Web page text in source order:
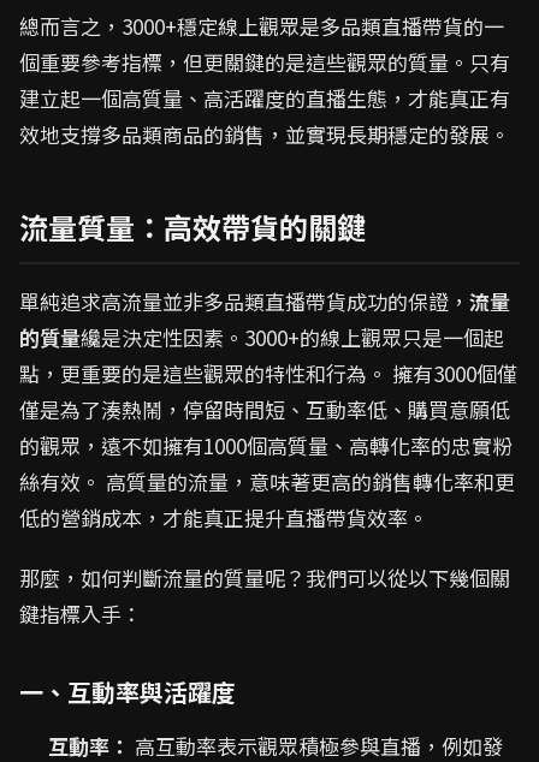
總而言之，3000+穩定線上觀眾是多品類直播帶貨的一
個重要參考指標，但更關鍵的是這些觀眾的質量。只有
建立起一個高質量、高活躍度的直播生態，才能真正有
效地支撐多品類商品的銷售，並實現長期穩定的發展。
流量質量：高效帶貨的關鍵
單純追求高流量並非多品類直播帶貨成功的保證， 流量
的質量纔是決定性因素。3000+的線上觀眾只是一個起
點，更重要的是這些觀眾的特性和行為。 擁有3000個僅
僅是為了湊熱鬧，停留時間短、互動率低、購買意願低
的觀眾，遠不如擁有1000個高質量、高轉化率的忠實粉
絲有效。 高質量的流量，意味著更高的銷售轉化率和更
低的營銷成本，才能真正提升直播帶貨效率。
那麼，如何判斷流量的質量呢？我們可以從以下幾個關
鍵指標入手：
一、互動率與活躍度
互動率： 高互動率表示觀眾積極參與直播，例如發